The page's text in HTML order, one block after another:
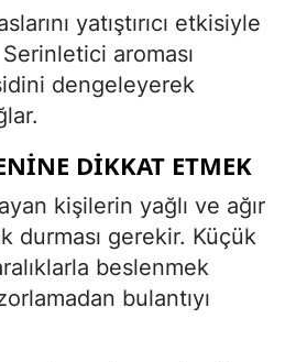
yatıştırıcı etkisiyle
aroması
dengeleyerek
DIKKAT ETMEK
kişilerin yağlı ve ağır
durması gerekir. Küçük
beslenmek
bulantıyı